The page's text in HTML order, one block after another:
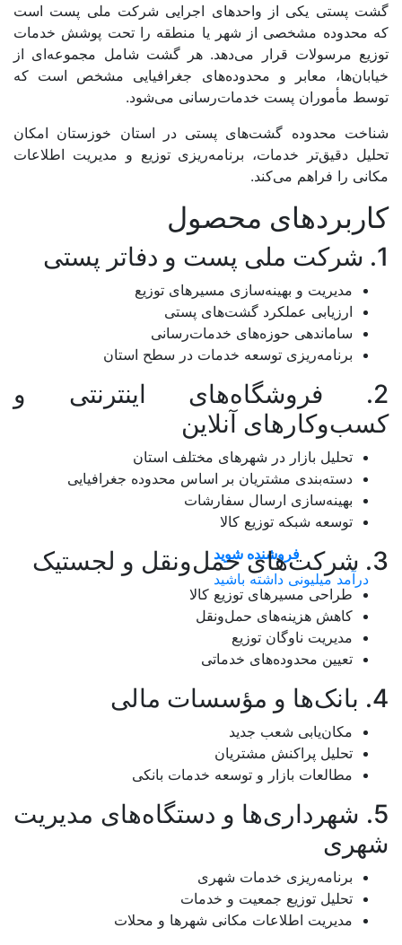
کرمانشاه
کهگیلویه و بویراحمد
گلستان
لرستان
مرکزی
هرمزگان
همدان
یزد
متا بلاگ
تماس با ما
فروشنده شوید
درآمد میلیونی داشته باشید
گشت پستی یکی از واحدهای اجرایی شرکت ملی پست است
که محدوده مشخصی از شهر یا منطقه را تحت پوشش خدمات
توزیع مرسولات قرار می‌دهد. هر گشت شامل مجموعه‌ای از
خیابان‌ها، معابر و محدوده‌های جغرافیایی مشخص است که
توسط مأموران پست خدمات‌رسانی می‌شود.
شناخت محدوده گشت‌های پستی در استان خوزستان امکان
تحلیل دقیق‌تر خدمات، برنامه‌ریزی توزیع و مدیریت اطلاعات
مکانی را فراهم می‌کند.
کاربردهای محصول
1. شرکت ملی پست و دفاتر پستی
مدیریت و بهینه‌سازی مسیرهای توزیع
ارزیابی عملکرد گشت‌های پستی
ساماندهی حوزه‌های خدمات‌رسانی
برنامه‌ریزی توسعه خدمات در سطح استان
2. فروشگاه‌های اینترنتی و
کسب‌وکارهای آنلاین
تحلیل بازار در شهرهای مختلف استان
دسته‌بندی مشتریان بر اساس محدوده جغرافیایی
بهینه‌سازی ارسال سفارشات
توسعه شبکه توزیع کالا
3. شرکت‌های حمل‌ونقل و لجستیک
طراحی مسیرهای توزیع کالا
کاهش هزینه‌های حمل‌ونقل
مدیریت ناوگان توزیع
تعیین محدوده‌های خدماتی
4. بانک‌ها و مؤسسات مالی
مکان‌یابی شعب جدید
تحلیل پراکنش مشتریان
مطالعات بازار و توسعه خدمات بانکی
5. شهرداری‌ها و دستگاه‌های مدیریت
شهری
برنامه‌ریزی خدمات شهری
تحلیل توزیع جمعیت و خدمات
مدیریت اطلاعات مکانی شهرها و محلات